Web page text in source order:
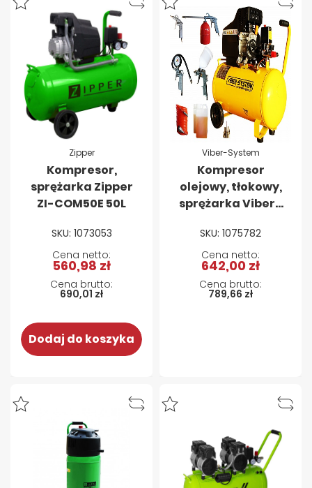
Zipper
Kompresor,
sprężarka Zipper
ZI-COM50E 50L
SKU: 1073053
690,01 zł
560,98 zł
Dodaj do koszyka
Viber-System
Kompresor
olejowy, tłokowy,
sprężarka Viber-
SKU: 1075782
789,66 zł
642,00 zł